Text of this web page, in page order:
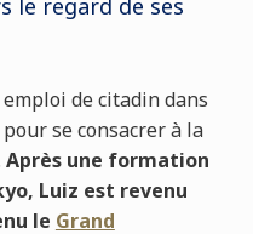
le regard de ses
de citadin dans
se consacrer à la
Après une formation
Luiz est revenu
le Grand